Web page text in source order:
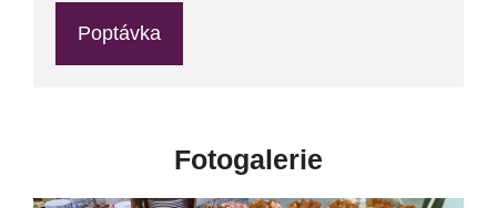
Poptávka
Fotogalerie